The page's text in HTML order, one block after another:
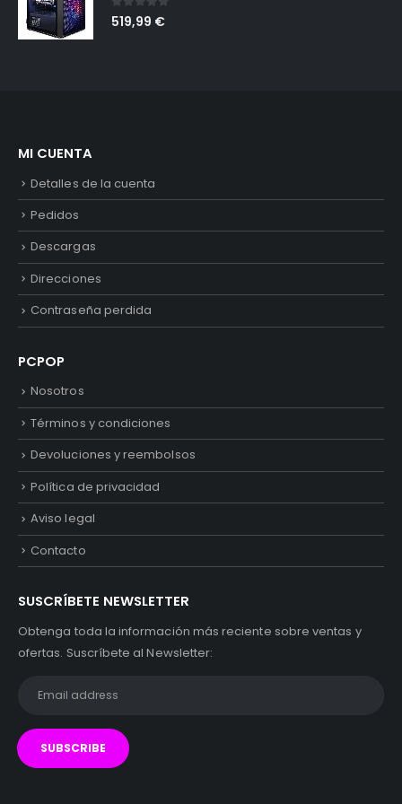
0out of 5
519,99 €
MI CUENTA
Detalles de la cuenta
Pedidos
Descargas
Direcciones
Contraseña perdida
PCPOP
Nosotros
Términos y condiciones
Devoluciones y reembolsos
Política de privacidad
Aviso legal
Contacto
SUSCRÍBETE NEWSLETTER
Obtenga toda la información más reciente sobre ventas y
ofertas. Suscríbete al Newsletter: